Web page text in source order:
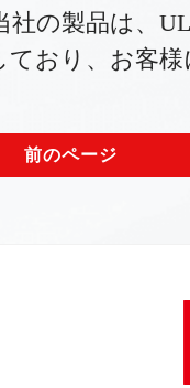
の製品は、
おり、お客様
前のページ